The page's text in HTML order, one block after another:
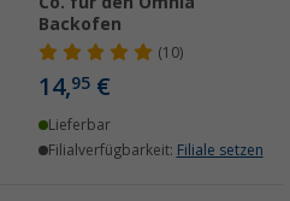
Backofen
(10)
14,95 €
Lieferbar
Filialverfügbarkeit: Filiale setzen